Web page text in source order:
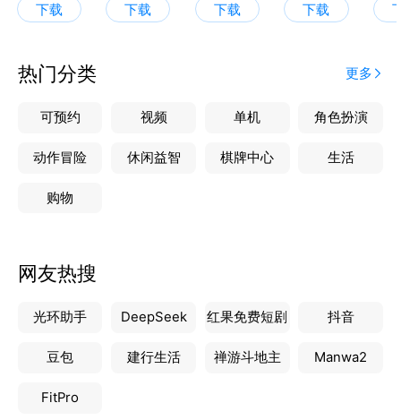
【适配多场景】
源。
录入。
辅助。
​​【新手友好设计​​】
下载 下载 下载 下载
热门分类 更多
可预约 视频 单机 角色扮演
动作冒险 休闲益智 棋牌中心 生活
购物
网友热搜
光环助手 DeepSeek 红果免费短剧 抖音
豆包 建行生活 禅游斗地主 Manwa2
FitPro